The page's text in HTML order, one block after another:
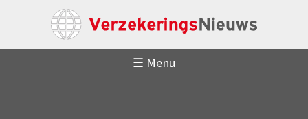
☰ Menu